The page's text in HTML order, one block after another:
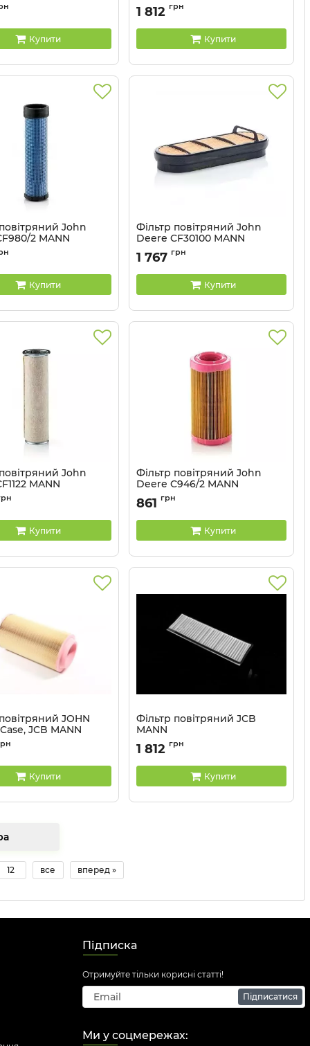
Купити
Артикул: CF18190/2
1 812 грн
Купити
John
2 MANN
2
Купити
Фільтр повітряний John
Deere CF30100 MANN
Артикул: CF30100
1 767 грн
Купити
John
MANN
Купити
Фільтр повітряний John
Deere C946/2 MANN
Артикул: C946/2
861 грн
Купити
JOHN
JCB MANN
Купити
Фільтр повітряний JCB
MANN
Артикул: CU2910
1 812 грн
Купити
12 все вперед »
Підписка
Отримуйте тільки корисні статті!
Підписатися
Ми у соцмережах: